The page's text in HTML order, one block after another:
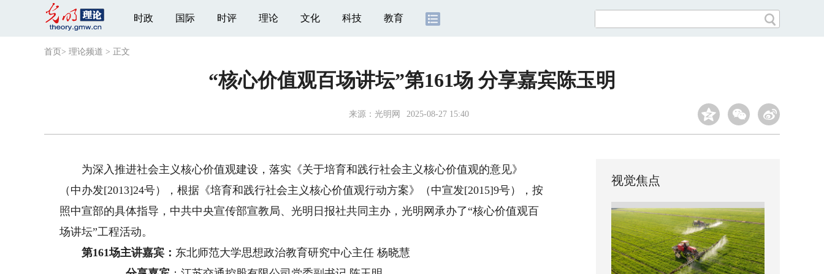
时政 国际 时评 理论 文化 科技 教育
首页 > 理论频道 > 正文
“核心价值观百场讲坛”第161场 分享嘉宾陈玉明
来源： 光明网 2025-08-27 15:40
为深入推进社会主义核心价值观建设，落实《关于培育和践行社会主义核心价值观的意见》
（中办发[2013]24号），根据《培育和践行社会主义核心价值观行动方案》（中宣发[2015]9号），按
照中宣部的具体指导，中共中央宣传部宣教局、光明日报社共同主办，光明网承办了“核心价值观百
场讲坛”工程活动。
第161场主讲嘉宾： 东北师范大学思想政治教育研究中心主任 杨晓慧
视觉焦点